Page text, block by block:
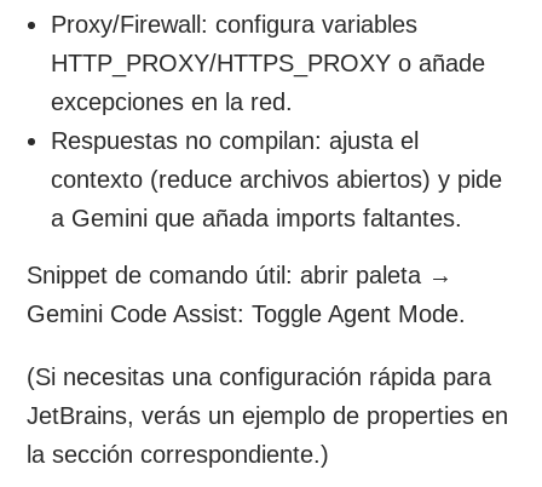
Proxy/Firewall: configura variables
HTTP_PROXY/HTTPS_PROXY o añade
excepciones en la red.
Respuestas no compilan: ajusta el
contexto (reduce archivos abiertos) y pide
a Gemini que añada imports faltantes.
Snippet de comando útil: abrir paleta →
Gemini Code Assist: Toggle Agent Mode.
(Si necesitas una configuración rápida para
JetBrains, verás un ejemplo de properties en
la sección correspondiente.)